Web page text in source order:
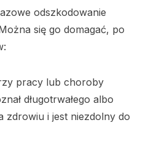
odszkodowanie
się go domagać, po
pracy lub choroby
długotrwałego albo
zdrowiu i jest niezdolny do